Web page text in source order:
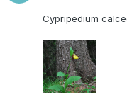
Cypripedium